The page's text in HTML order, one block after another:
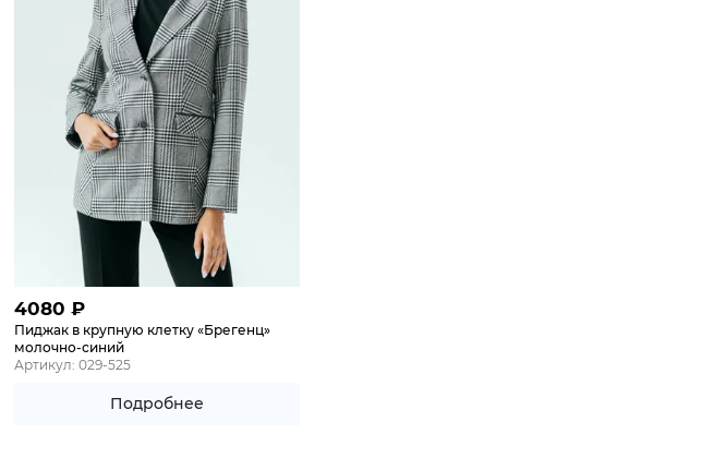
4080 ₽
Пиджак в крупную клетку «Брегенц»
молочно-синий
Артикул: 029-525
Подробнее